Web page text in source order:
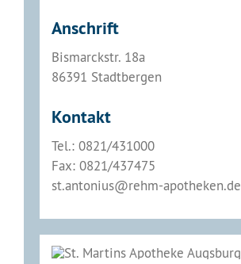
Anschrift
Bismarckstr. 18a
86391 Stadtbergen
Kontakt
Tel.: 0821/431000
Fax: 0821/437475
st.antonius@rehm-apotheken.de